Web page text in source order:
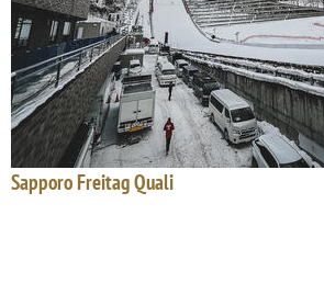
Sapporo Freitag Quali